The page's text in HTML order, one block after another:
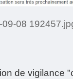
09-08
de vigilance